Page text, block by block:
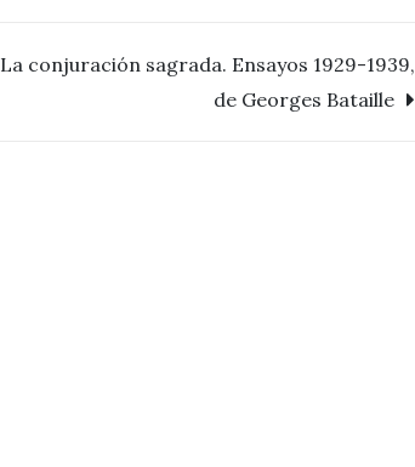
La conjuración sagrada. Ensayos 1929-1939,
de Georges Bataille